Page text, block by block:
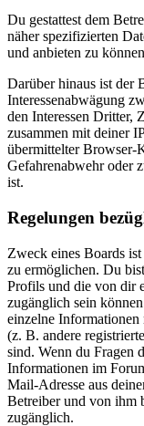
Du gestattest dem
näher spezifizierten
und anbieten zu
Darüber hinaus ist der
Interessenabwägung
den Interessen Dritter,
zusammen mit deiner
übermittelter Browser-
Gefahrenabwehr oder
ist.
Regelungen
Zweck eines Boards
zu ermöglichen. Du
Profils und die von dir
zugänglich sein
einzelne
(z. B. andere
sind. Wenn du Fragen
Informationen im
Mail-Adresse aus
Betreiber und von ihm
zugänglich.